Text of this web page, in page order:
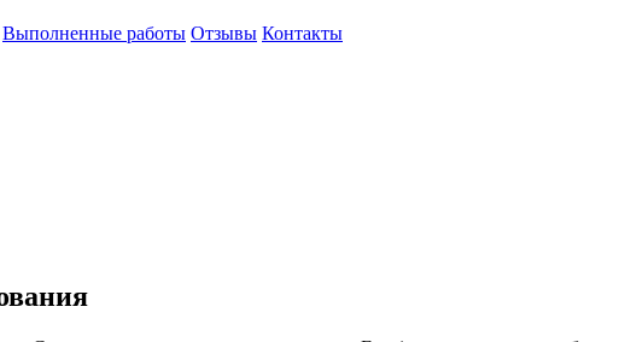
Выполненные работы Отзывы Контакты